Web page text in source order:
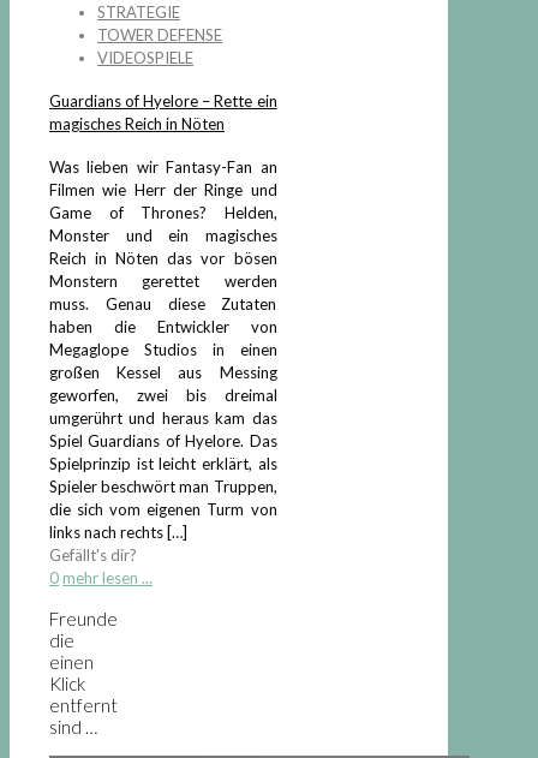
STRATEGIE
TOWER DEFENSE
VIDEOSPIELE
Guardians of Hyelore – Rette ein
magisches Reich in Nöten
Was lieben wir Fantasy-Fan an
Filmen wie Herr der Ringe und
Game of Thrones? Helden,
Monster und ein magisches
Reich in Nöten das vor bösen
Monstern gerettet werden
muss. Genau diese Zutaten
haben die Entwickler von
Megaglope Studios in einen
großen Kessel aus Messing
geworfen, zwei bis dreimal
umgerührt und heraus kam das
Spiel Guardians of Hyelore. Das
Spielprinzip ist leicht erklärt, als
Spieler beschwört man Truppen,
die sich vom eigenen Turm von
links nach rechts […]
Gefällt's dir?
0 mehr lesen ...
Freunde
die
einen
Klick
entfernt
sind …